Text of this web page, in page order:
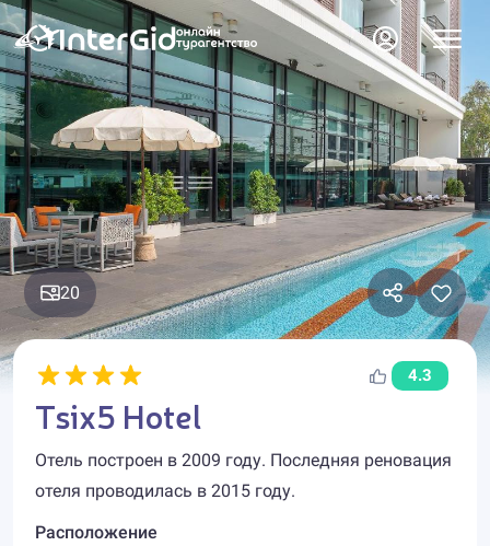
20
4.3
Tsix5 Hotel
Отель построен в 2009 году. Последняя реновация
отеля проводилась в 2015 году.
Расположение